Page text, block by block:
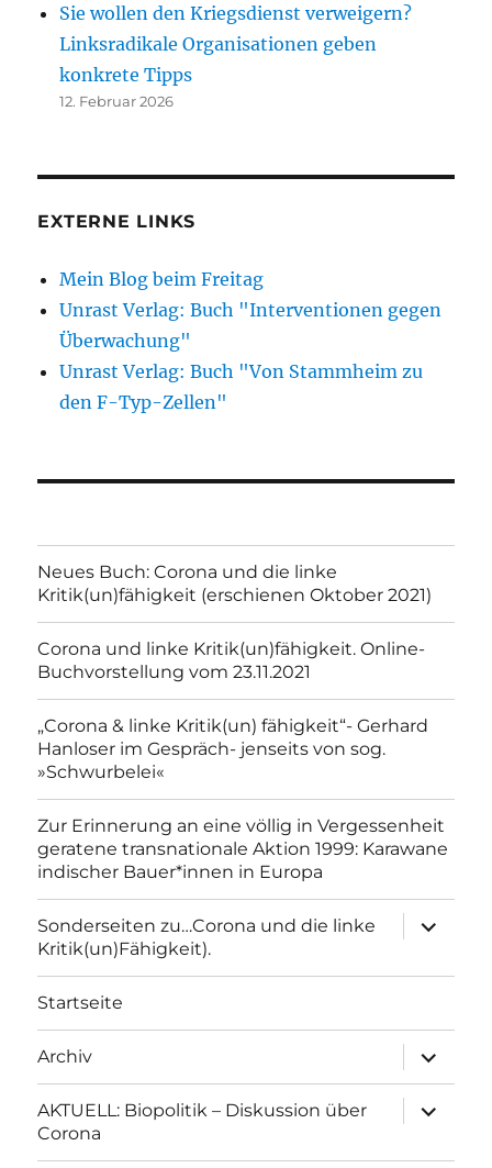
Sie wollen den Kriegsdienst verweigern?
Linksradikale Organisationen geben
konkrete Tipps
12. Februar 2026
EXTERNE LINKS
Mein Blog beim Freitag
Unrast Verlag: Buch "Interventionen gegen
Überwachung"
Unrast Verlag: Buch "Von Stammheim zu
den F-Typ-Zellen"
Neues Buch: Corona und die linke
Kritik(un)fähigkeit (erschienen Oktober 2021)
Corona und linke Kritik(un)fähigkeit. Online-
Buchvorstellung vom 23.11.2021
„Corona & linke Kritik(un) fähigkeit“- Gerhard
Hanloser im Gespräch- jenseits von sog.
»Schwurbelei«
Zur Erinnerung an eine völlig in Vergessenheit
geratene transnationale Aktion 1999: Karawane
indischer Bauer*innen in Europa
Sonderseiten zu…Corona und die linke
Kritik(un)Fähigkeit).
anzeigen
Startseite
Archiv
anzeigen
AKTUELL: Biopolitik – Diskussion über
Corona
anzeigen